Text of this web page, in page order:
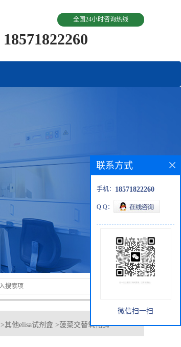
全国24小时咨询热线
18571822260
>其他elisa试剂盒 >菠菜交替氧化酶
联系方式
手机： 18571822260
Q Q：
微信扫一扫